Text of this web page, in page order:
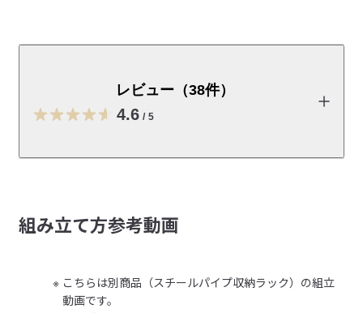
金属（鋼）
W53×D29×H79cm、約5.4kg
【耐荷重】
トレイ上段:5kg、トレイ中段:5kg、トレイ下段:5kg
レビュー（38件）
4.6 / 5
ななこ
ぬぎっぱの夫
組み立て方参考動画
こちらは別商品（スチールパイプ収納ラック）の組立
動画です。